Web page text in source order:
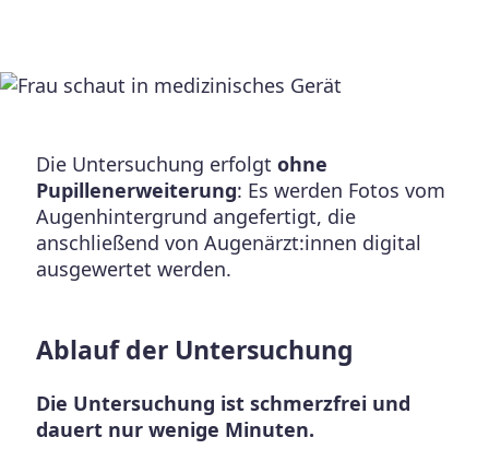
Die Untersuchung erfolgtohne
Pupillenerweiterung: Es werden Fotos vom
Augenhintergrund angefertigt, die
anschließend von Augenärzt:innen digital
ausgewertet werden.
Ablauf der Untersuchung
Die Untersuchung ist schmerzfrei und
dauert nur wenige Minuten.